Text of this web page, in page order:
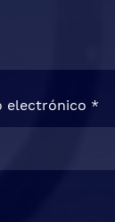
electrónico *